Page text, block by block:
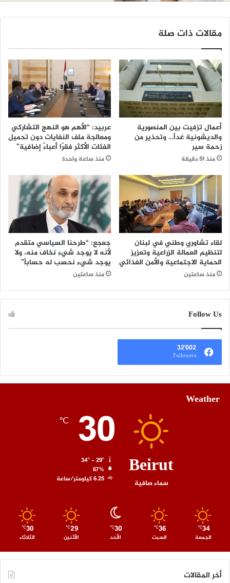
مقالات ذات صلة
أعمال تزفيت بين المنصورية
والديشونية غداً… وتحذير من
زحمة سير
منذ 51 دقيقة
عربيد: “الأهم هو النهج التشاركي
ومعالجة ملف النفايات دون تحميل
الفئات الأكثر فقرًا أعباءً إضافية”
منذ ساعة واحدة
لقاء تشاوري وطني في لبنان
لتنظيم العمالة الزراعية وتعزيز
الحماية الاجتماعية والأمن الغذائي
منذ ساعتين
​جعجع: “طرحنا السياسي متقدم
لأنه لا يوجد شيء نخاف منه، ولا
يوجد شيء نحسب له حساباً”
منذ ساعتين
Follow Us
32٬002
Followers
Weather
Beirut
سماء صافية
30
℃
67%
6.25 كيلومتر/ساعة
34
℃
الجمعة
36
℃
السبت
30
℃
الأحد
29
℃
الأثنين
30
℃
الثلاثاء
أخر المقالات